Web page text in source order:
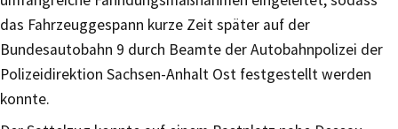
das Fahrzeuggespann kurze Zeit später auf der
Bundesautobahn 9 durch Beamte der Autobahnpolizei der
Polizeidirektion Sachsen-Anhalt Ost festgestellt werden
konnte.